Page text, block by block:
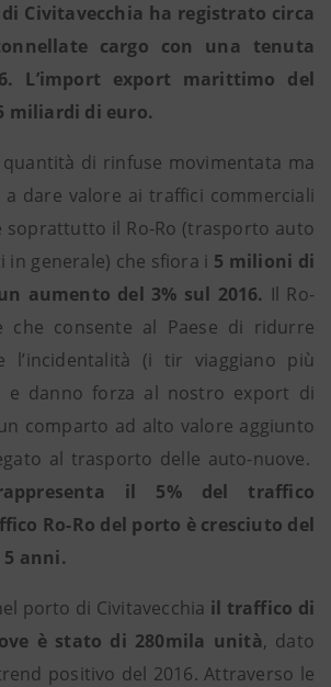
Civitavecchia ha registrato circa
cargo con una tenuta
L’import export marittimo del
miliardi di euro.
quantità di rinfuse movimentata ma
a dare valore ai traffici commerciali
soprattutto il Ro-Ro (trasporto auto
in generale) che sfiora i 5 milioni di
aumento del 3% sul 2016. Il Ro-
che consente al Paese di ridurre
l’incidentalità (i tir viaggiano più
e danno forza al nostro export di
comparto ad alto valore aggiunto
al trasporto delle auto-nuove.
il 5% del traffico
Ro-Ro del porto è cresciuto del
anni.
porto di Civitavecchia il traffico di
è stato di 280mila unità, dato
positivo del 2016. Attraverso le